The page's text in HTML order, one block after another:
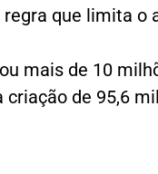
que limita o
mais de 10
de 95,6